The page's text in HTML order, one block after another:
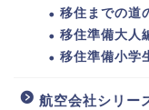
移住までの道
移住準備大人
移住準備小学
航空会社シリー